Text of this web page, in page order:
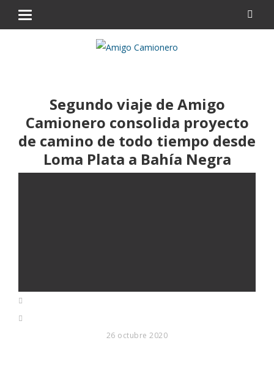
Segundo viaje de Amigo
Camionero consolida proyecto
de camino de todo tiempo desde
Loma Plata a Bahía Negra
26 octubre 2020